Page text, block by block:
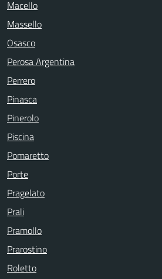
Macello
Massello
Osasco
Perosa Argentina
Perrero
Pinasca
Pinerolo
Piscina
Pomaretto
Porte
Pragelato
Prali
Pramollo
Prarostino
Roletto